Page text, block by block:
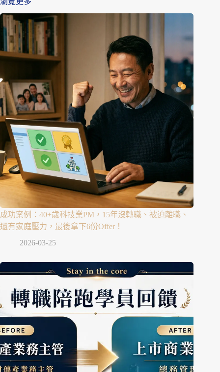
成功案例：40+歲科技業PM，15年沒轉職、被迫離職、
還有家庭壓力，最後拿下6份Offer！
2026-03-25